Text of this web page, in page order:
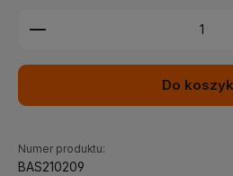
Ilość produktu: Wprowadź
Do
Numer produktu:
BAS210209